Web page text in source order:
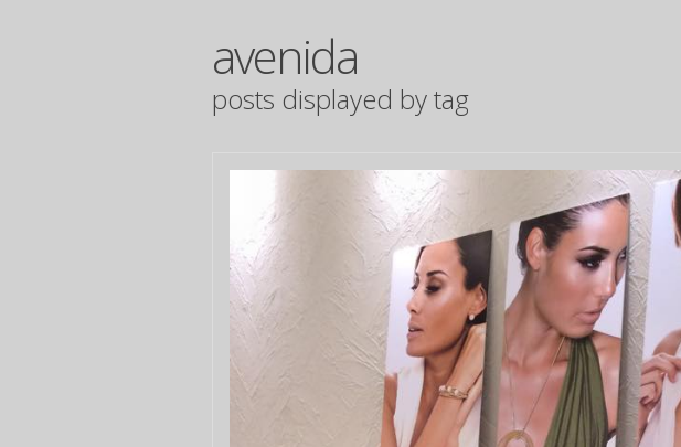
avenida
posts displayed by tag